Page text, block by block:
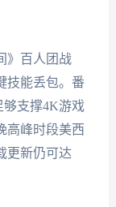
》百人团战
技能丢包。番
够支撑4K游戏
高峰时段美西
更新仍可达